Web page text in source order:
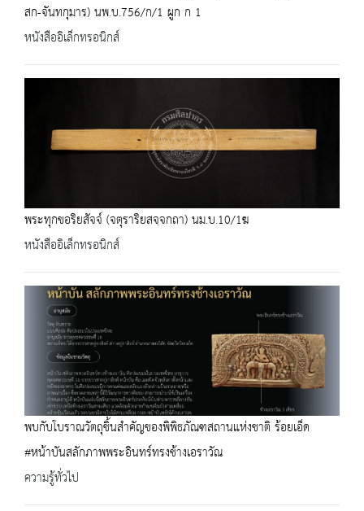
สก-จันทกุมาร) นพ.บ.756/ก/1 ผูก ก 1
หนังสืออิเล็กทรอนิกส์
พระทุกขอริยสัจจ์ (จตุราริยสจฺจกถา) นม.บ.10/1ฆ
หนังสืออิเล็กทรอนิกส์
พบกับโบราณวัตถุชิ้นสำคัญของพิพิธภัณฑสถานแห่งชาติ ร้อยเอ็ด
#หน้าบันสลักภาพพระอินทร์ทรงช้างเอราวัณ
ความรู้ทั่วไป